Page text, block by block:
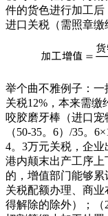
件的货色进行加工
进口关税（需照章缴
举个曲不雅例子：一
关税12%，本来需缴
咬胶磨牙棒（进口
（50-35。6）/35。
4。3万元关税，企
港内颠末出产工序
的，增值部门能够
关税配额办理、商
得解除的除外）；